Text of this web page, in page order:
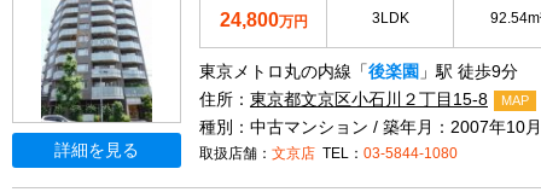
詳細を見る
24,800万円 3LDK
東京メトロ丸の内線「 後楽園 」駅 徒歩9分
住所： 東京都文京区小石川２丁目15-8 MAP
種別：中古マンション / 築年月：2007年10月
取扱店舗： 文京店 TEL： 03-5844-1080